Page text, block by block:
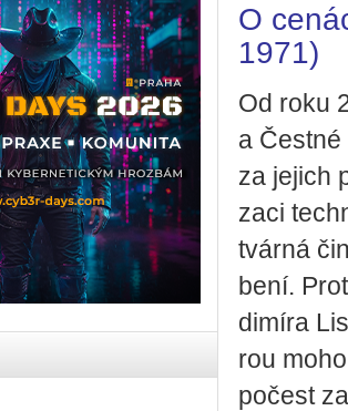
O
1971)
Od roku
a
za je­jich
za­ci
tvár­ná
be­ní.
di­mí­ra
rou
po­čest